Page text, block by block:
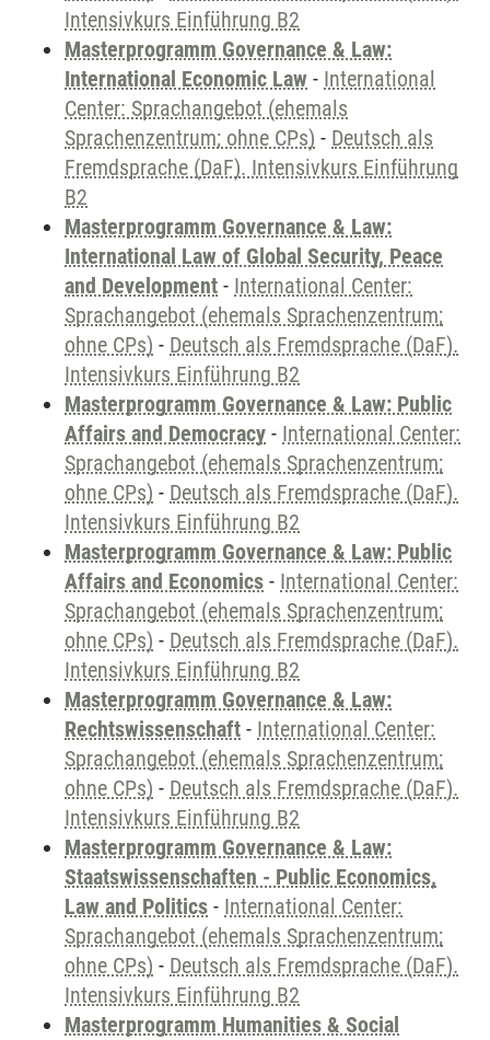
Intensivkurs Einführung B2
Masterprogramm Governance & Law:
International Economic Law - International
Center: Sprachangebot (ehemals
Sprachenzentrum; ohne CPs) - Deutsch als
Fremdsprache (DaF). Intensivkurs Einführung
B2
Masterprogramm Governance & Law:
International Law of Global Security, Peace
and Development - International Center:
Sprachangebot (ehemals Sprachenzentrum;
ohne CPs) - Deutsch als Fremdsprache (DaF).
Intensivkurs Einführung B2
Masterprogramm Governance & Law: Public
Affairs and Democracy - International Center:
Sprachangebot (ehemals Sprachenzentrum;
ohne CPs) - Deutsch als Fremdsprache (DaF).
Intensivkurs Einführung B2
Masterprogramm Governance & Law: Public
Affairs and Economics - International Center:
Sprachangebot (ehemals Sprachenzentrum;
ohne CPs) - Deutsch als Fremdsprache (DaF).
Intensivkurs Einführung B2
Masterprogramm Governance & Law:
Rechtswissenschaft - International Center:
Sprachangebot (ehemals Sprachenzentrum;
ohne CPs) - Deutsch als Fremdsprache (DaF).
Intensivkurs Einführung B2
Masterprogramm Governance & Law:
Staatswissenschaften - Public Economics,
Law and Politics - International Center:
Sprachangebot (ehemals Sprachenzentrum;
ohne CPs) - Deutsch als Fremdsprache (DaF).
Intensivkurs Einführung B2
Masterprogramm Humanities & Social